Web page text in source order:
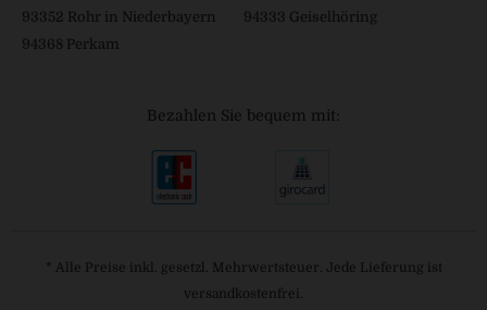
93352 Rohr in Niederbayern
94333 Geiselhöring
94368 Perkam
Bezahlen Sie bequem mit:
* Alle Preise inkl. gesetzl. Mehrwertsteuer. Jede Lieferung ist
versandkostenfrei.